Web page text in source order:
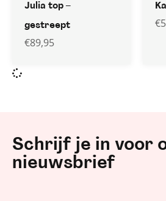
Julia top –
gestreept
€89,95
€
Schrijf je in voor
nieuwsbrief